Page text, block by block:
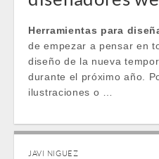
Herramientas para
de empezar a pensar en
diseño de la nueva
durante el próximo año.
ilustraciones o …
JAVI NIGUEZ